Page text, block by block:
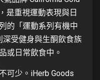
是重視運動表現與日
的「運動系列有機中
深受健身與生酮飲食族
或日常飲食中。
可少。iHerb Goods